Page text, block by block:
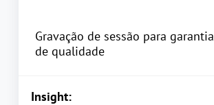
Gravação de sessão para garantia
de qualidade
Insight: